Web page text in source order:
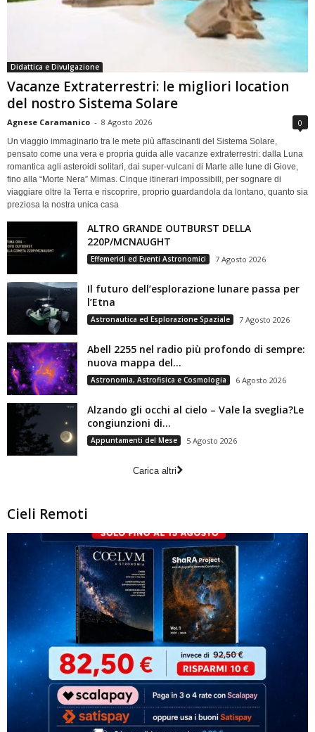
Didattica e Divulgazione
Vacanze Extraterrestri: le migliori location
del nostro Sistema Solare
Agnese Caramanico - 8 Agosto 2026 0
Un viaggio immaginario tra le mete più affascinanti del Sistema Solare,
pensato come una vera e propria guida alle vacanze extraterrestri: dalla Luna
romantica agli asteroidi solitari, dai super-vulcani di Marte alle lune di Giove,
fino alla “Morte Nera” Mimas. Cinque itinerari impossibili, per sognare di
viaggiare oltre la Terra e riscoprire, proprio guardandola da lontano, quanto sia
preziosa la nostra unica casa
ALTRO GRANDE OUTBURST DELLA
220P/MCNAUGHT
Effemeridi ed Eventi Astronomici 7 Agosto 2026
Il futuro dell’esplorazione lunare passa per
l’Etna
Astronautica ed Esplorazione Spaziale 7 Agosto 2026
Abell 2255 nel radio più profondo di sempre:
nuova mappa del...
Astronomia, Astrofisica e Cosmologia 6 Agosto 2026
Alzando gli occhi al cielo – Vale la sveglia?Le
congiunzioni di...
Appuntamenti del Mese 5 Agosto 2026
Carica altri
Cieli Remoti